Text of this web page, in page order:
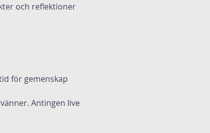
och reflektioner
för gemenskap
Antingen live